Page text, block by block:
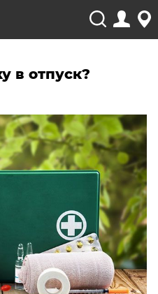
в отпуск?